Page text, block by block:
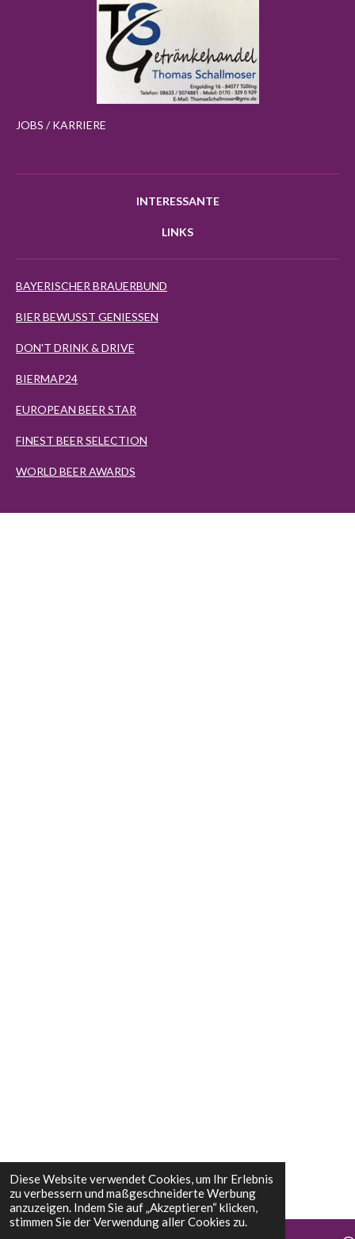
Diese Website verwendet Cookies, um Ihr Erlebnis
zu verbessern und maßgeschneiderte Werbung
anzuzeigen. Indem Sie auf „Akzeptieren“ klicken,
stimmen Sie der Verwendung aller Cookies zu.
JOBS / KARRIERE
INTERESSANTE
LINKS
BAYERISCHER BRAUERBUND
BIER BEWUSST GENIESSEN
DON'T DRINK & DRIVE
BIERMAP24
EUROPEAN BEER STAR
FINEST BEER SELECTION
WORLD BEER AWARDS